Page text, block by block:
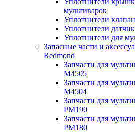
Уплотнители
мультиварок
Уплотнители
Уплотнители
Уплотнители для
Запасные части и
Redmond
Запчасти для
M4505
Запчасти для
M4504
Запчасти для
PM190
Запчасти для
PM180